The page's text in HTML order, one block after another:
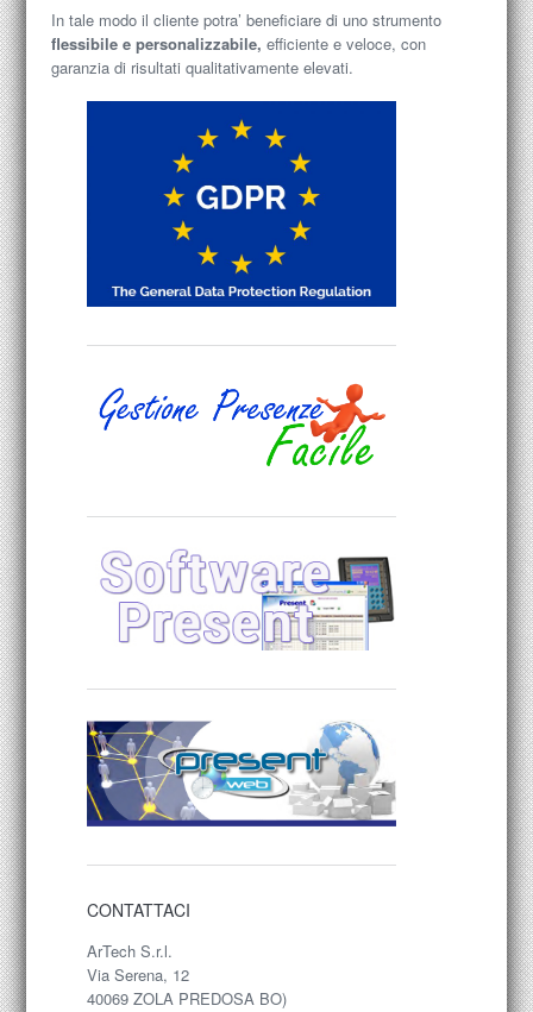
In tale modo il cliente potra’ beneficiare di uno strumento
flessibile e personalizzabile, efficiente e veloce, con
garanzia di risultati qualitativamente elevati.
CONTATTACI
ArTech S.r.l.
Via Serena, 12
40069 ZOLA PREDOSA BO)